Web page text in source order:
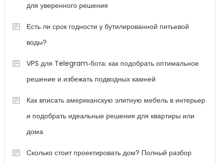
для уверенного решения
Есть ли срок годности у бутилированной питьевой
воды?
VPS для Telegram‑бота: как подобрать оптимальное
решение и избежать подводных камней
Как вписать американскую элитную мебель в интерьер
и подобрать идеальные решения для квартиры или
дома
Сколько стоит проектировать дом? Полный разбор